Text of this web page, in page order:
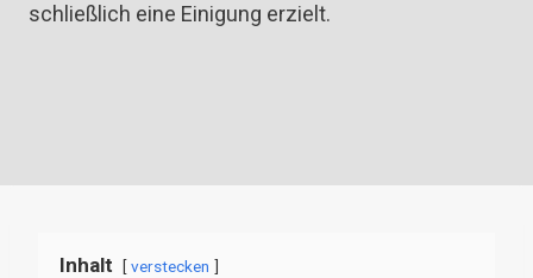
schließlich eine Einigung erzielt.
Inhalt verstecken